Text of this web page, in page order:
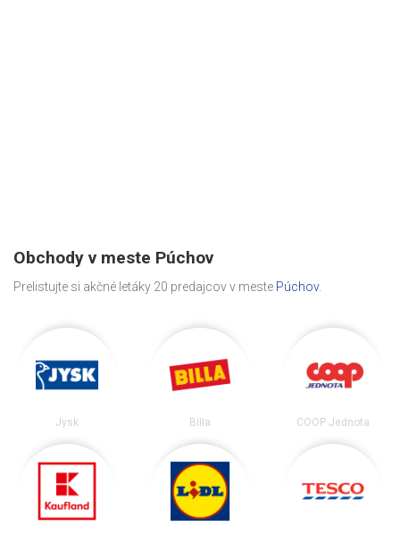
Obchody v meste Púchov
Prelistujte si akčné letáky 20 predajcov v meste Púchov.
Jysk Billa COOP Jednota